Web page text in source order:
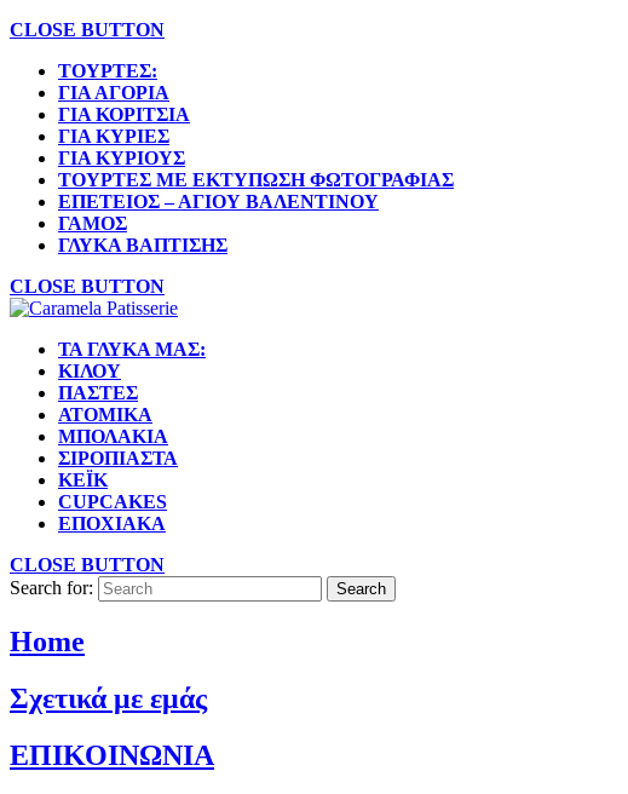
CLOSE BUTTON
ΤΟΎΡΤΕΣ:
ΓΙΑ ΑΓΌΡΙΑ
ΓΙΑ ΚΟΡΊΤΣΙΑ
ΓΙΑ ΚΥΡΊΕΣ
ΓΙΑ ΚΥΡΊΟΥΣ
ΤΟΎΡΤΕΣ ΜΕ ΕΚΤΎΠΩΣΗ ΦΩΤΟΓΡΑΦΊΑΣ
ΕΠΈΤΕΙΟΣ – ΑΓΊΟΥ ΒΑΛΕΝΤΊΝΟΥ
ΓΆΜΟΣ
ΓΛΥΚΆ ΒΆΠΤΙΣΗΣ
CLOSE BUTTON
ΤΑ ΓΛΥΚΆ ΜΑΣ:
ΚΙΛΟΎ
ΠΆΣΤΕΣ
ΑΤΟΜΙΚΆ
ΜΠΟΛΆΚΙΑ
ΣΙΡΟΠΙΑΣΤΆ
ΚΈΙΚ
CUPCAKES
ΕΠΟΧΙΑΚΆ
CLOSE BUTTON
Search for:
Home
Σχετικά με εμάς
ΕΠΙΚΟΙΝΩΝΙΑ